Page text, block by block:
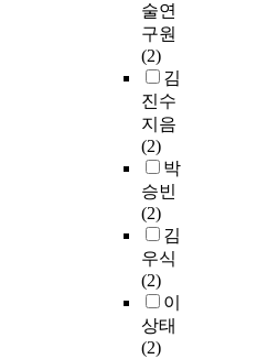
술연
구원
(2)
김
진수
지음
(2)
박
승빈
(2)
김
우식
(2)
이
상태
(2)